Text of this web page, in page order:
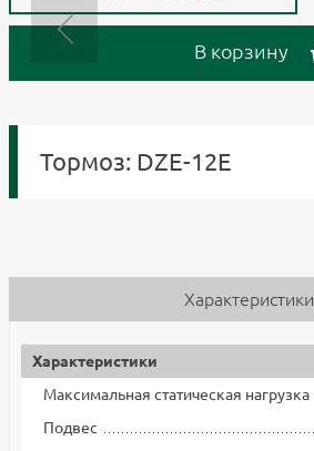
В корзину
Тормоз: DZE-12E
Характеристики
Характеристики
Максимальная статическая нагрузка
Подвес